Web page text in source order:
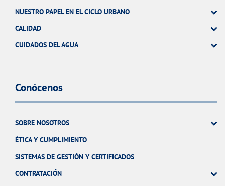
NUESTRO PAPEL EN EL CICLO URBANO
CALIDAD
CUIDADOS DEL AGUA
Conócenos
SOBRE NOSOTROS
ÉTICA Y CUMPLIMIENTO
SISTEMAS DE GESTIÓN Y CERTIFICADOS
CONTRATACIÓN